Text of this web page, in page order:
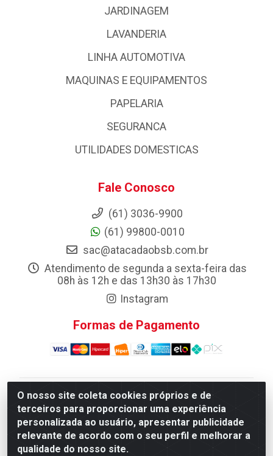
O nosso site coleta cookies próprios e de
terceiros para proporcionar uma experiência
personalizada ao usuário, apresentar publicidade
relevante de acordo com o seu perfil e melhorar a
qualidade do nosso site.
JARDINAGEM
LAVANDERIA
LINHA AUTOMOTIVA
MAQUINAS E EQUIPAMENTOS
PAPELARIA
SEGURANCA
UTILIDADES DOMESTICAS
Fale Conosco
(61) 3036-9900
(61) 99800-0010
sac@atacadaobsb.com.br
Atendimento de segunda a sexta-feira das
08h às 12h e das 13h30 às 17h30
Instagram
Formas de Pagamento
Atacadao da Limpeza F. Pereira Queiroz Comercio e
Distribuicao LTDA - Quadra Qi 10 Lotes 39 e, 41 - Setor
Industrial (Taguatinga), Brasília/DF - CEP 72.135-100 -
CNPJ 13.184.675/0001-80